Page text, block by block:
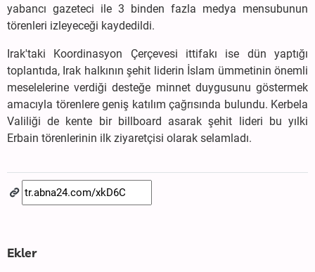
yabancı gazeteci ile 3 binden fazla medya mensubunun
törenleri izleyeceği kaydedildi.
Irak'taki Koordinasyon Çerçevesi ittifakı ise dün yaptığı
toplantıda, Irak halkının şehit liderin İslam ümmetinin önemli
meselelerine verdiği desteğe minnet duygusunu göstermek
amacıyla törenlere geniş katılım çağrısında bulundu. Kerbela
Valiliği de kente bir billboard asarak şehit lideri bu yılki
Erbain törenlerinin ilk ziyaretçisi olarak selamladı.
Ekler